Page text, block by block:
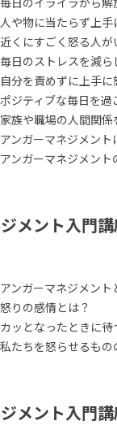
人や物に当たらず上
近くにすごく怒る人が
毎日のストレスを減ら
自分を責めずに上手
ポジティブな毎日を
家族や職場の人間関係
アンガーマネジメント
アンガーマネジメン
メント入門
アンガーマネジメント
怒りの感情とは？
カッとなったときに待
私たちを怒らせるもの
メント入門